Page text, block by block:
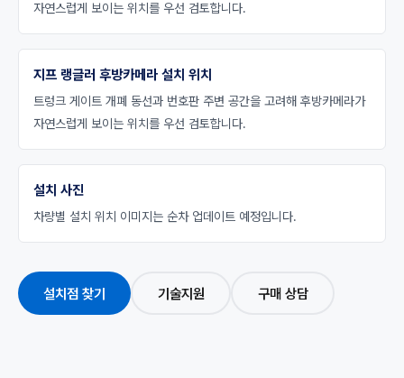
자연스럽게 보이는 위치를 우선 검토합니다.
지프 랭글러 후방카메라 설치 위치
트렁크 게이트 개폐 동선과 번호판 주변 공간을 고려해 후방카메라가
자연스럽게 보이는 위치를 우선 검토합니다.
설치 사진
차량별 설치 위치 이미지는 순차 업데이트 예정입니다.
설치점 찾기 기술지원 구매 상담